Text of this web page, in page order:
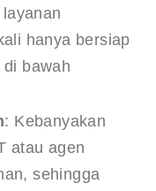
hanya bersiap
bawah
: Kebanyakan
atau agen
sehingga